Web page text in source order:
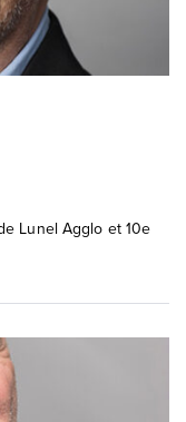
Lunel Agglo et 10e